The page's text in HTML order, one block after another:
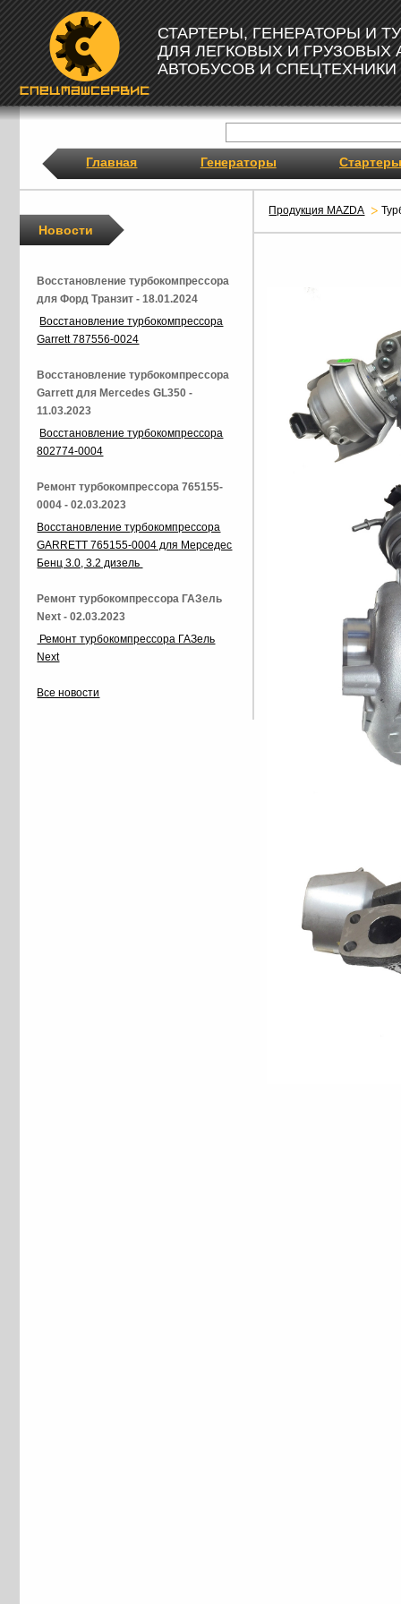
СТАРТЕРЫ, ГЕНЕРАТОРЫ И
ДЛЯ ЛЕГКОВЫХ И ГРУЗОВЫХ
АВТОБУСОВ И СПЕЦТЕХНИКИ
Главная Генераторы Стартеры
Продукция MAZDA
Новости
Восстановление турбокомпрессора
для Форд Транзит - 18.01.2024
Восстановление турбокомпрессора
Garrett 787556-0024
Восстановление турбокомпрессора
Garrett для Mercedes GL350 -
11.03.2023
Восстановление турбокомпрессора
802774-0004
Ремонт турбокомпрессора 765155-
0004 - 02.03.2023
Восстановление турбокомпрессора
GARRETT 765155-0004 для Мерседес
Бенц 3.0, 3.2 дизель
Ремонт турбокомпрессора ГАЗель
Next - 02.03.2023
Ремонт турбокомпрессора ГАЗель
Next
Все новости